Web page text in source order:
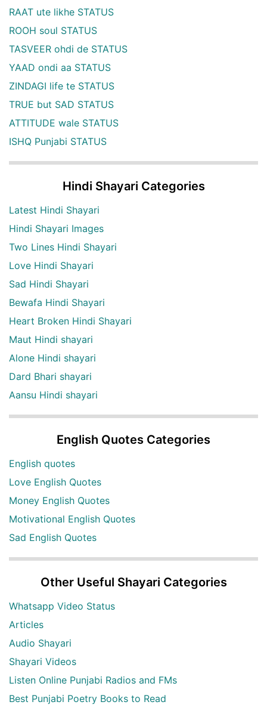
RAAT ute likhe STATUS
ROOH soul STATUS
TASVEER ohdi de STATUS
YAAD ondi aa STATUS
ZINDAGI life te STATUS
TRUE but SAD STATUS
ATTITUDE wale STATUS
ISHQ Punjabi STATUS
Hindi Shayari Categories
Latest Hindi Shayari
Hindi Shayari Images
Two Lines Hindi Shayari
Love Hindi Shayari
Sad Hindi Shayari
Bewafa Hindi Shayari
Heart Broken Hindi Shayari
Maut Hindi shayari
Alone Hindi shayari
Dard Bhari shayari
Aansu Hindi shayari
English Quotes Categories
English quotes
Love English Quotes
Money English Quotes
Motivational English Quotes
Sad English Quotes
Other Useful Shayari Categories
Whatsapp Video Status
Articles
Audio Shayari
Shayari Videos
Listen Online Punjabi Radios and FMs
Best Punjabi Poetry Books to Read